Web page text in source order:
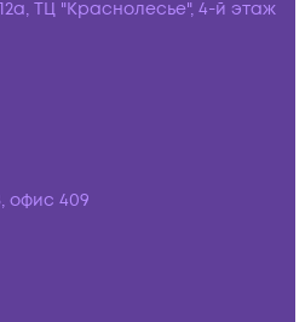
ТЦ "Краснолесье", 4-й этаж
офис 409